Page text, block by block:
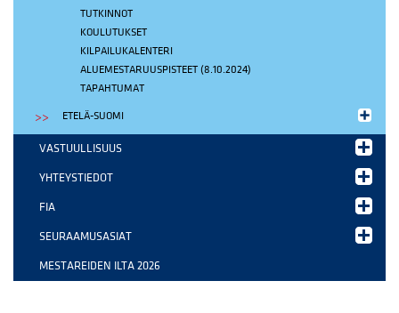
TUTKINNOT
KOULUTUKSET
KILPAILUKALENTERI
ALUEMESTARUUSPISTEET (8.10.2024)
TAPAHTUMAT
ETELÄ-SUOMI
VASTUULLISUUS
YHTEYSTIEDOT
FIA
SEURAAMUSASIAT
MESTAREIDEN ILTA 2026